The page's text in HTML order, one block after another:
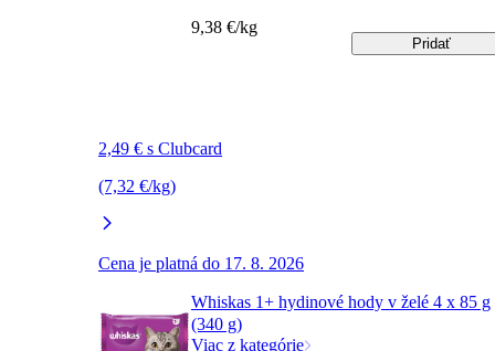
2,49 € s Clubcard
(7,32 €/kg)
Cena je platná do 17. 8. 2026
9,38 €/kg
Pridať
Whiskas 1+ hydinové hody v želé 4 x 85 g
(340 g)
Viac z kategórie